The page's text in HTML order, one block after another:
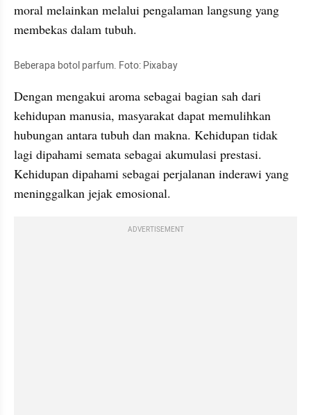
moral melainkan melalui pengalaman langsung yang
membekas dalam tubuh.
Beberapa botol parfum. Foto: Pixabay
Dengan mengakui aroma sebagai bagian sah dari
kehidupan manusia, masyarakat dapat memulihkan
hubungan antara tubuh dan makna. Kehidupan tidak
lagi dipahami semata sebagai akumulasi prestasi.
Kehidupan dipahami sebagai perjalanan inderawi yang
meninggalkan jejak emosional.
ADVERTISEMENT